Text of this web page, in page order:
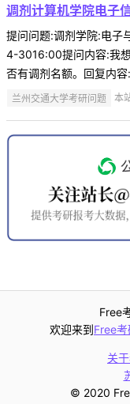
调剂计算机学院电子
提问问题:调剂学院:电
4-3016:00提问内容:我
否有调剂名额。回复内
兰州交通大学考研问题 本
Free
欢迎来到Free
关
© 2020